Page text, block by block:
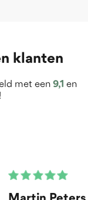
klanten
met een 9,1 en